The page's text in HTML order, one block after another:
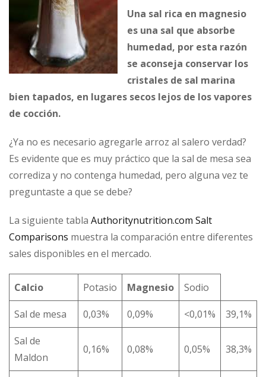
Una sal rica en magnesio
es una sal que absorbe
humedad, por esta razón
se aconseja conservar los
cristales de sal marina
bien tapados, en lugares secos lejos de los vapores
de cocción.
¿Ya no es necesario agregarle arroz al salero verdad?
Es evidente que es muy práctico que la sal de mesa sea
corrediza y no contenga humedad, pero alguna vez te
preguntaste a que se debe?
La siguiente tabla Authoritynutrition.com Salt
Comparisons muestra la comparación entre diferentes
sales disponibles en el mercado.
Calcio Potasio Magnesio Sodio
Sal de mesa 0,03% 0,09% <0,01% 39,1%
Sal de
Maldon
0,16% 0,08% 0,05% 38,3%